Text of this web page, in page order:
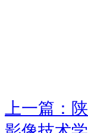
上一篇：